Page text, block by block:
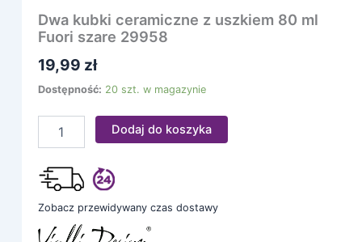
Dwa kubki ceramiczne z uszkiem 80 ml
Fuori szare 29958
19,99 zł
Dostępność: 20 szt. w magazynie
Dodaj do koszyka
Zobacz przewidywany czas dostawy